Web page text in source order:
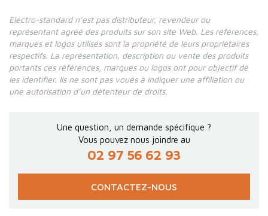
Electro-standard n’est pas distributeur, revendeur ou
représentant agréé des produits sur son site Web. Les références,
marques et logos utilisés sont la propriété de leurs propriétaires
respectifs. La représentation, description ou vente des produits
portants ces références, marques ou logos ont pour objectif de
les identifier. Ils ne sont pas voués à indiquer une affiliation ou
une autorisation d’un détenteur de droits.
Une question, un demande spécifique ?
Vous pouvez nous joindre au
02 97 56 62 93
CONTACTEZ-NOUS